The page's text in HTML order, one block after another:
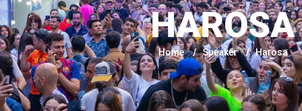
HAROSA
Home / Speaker / Harosa